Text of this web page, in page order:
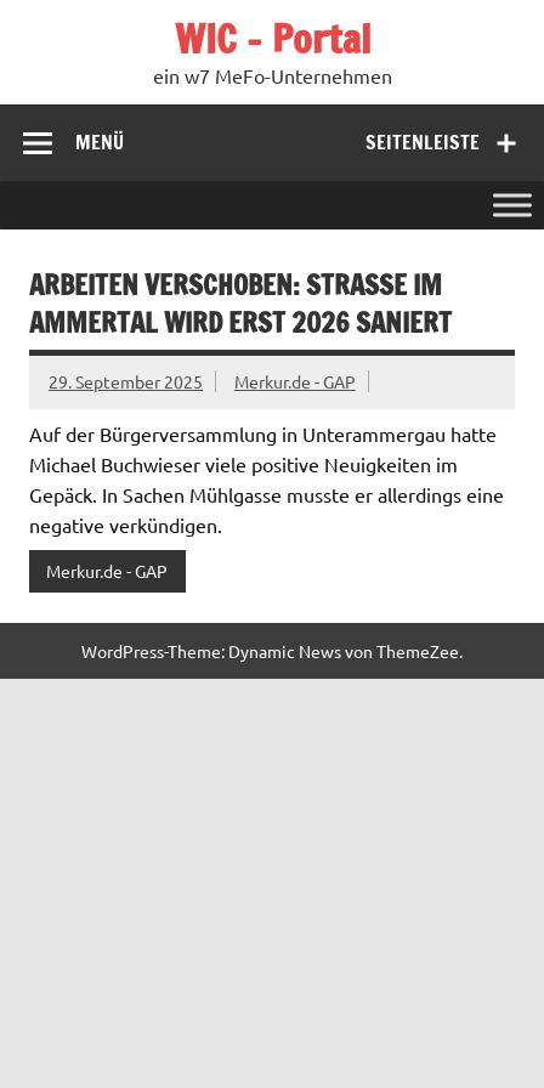
WIC – Portal
ein w7 MeFo-Unternehmen
SEITENLEISTE
MENÜ
ARBEITEN VERSCHOBEN: STRASSE IM A
MMERTAL WIRD ERST 2026 SANIERT
29. September 2025 Merkur.de - GAP
Auf der Bürgerversammlung in Unterammergau hatte
Michael Buchwieser viele positive Neuigkeiten im
Gepäck. In Sachen Mühlgasse musste er allerdings eine
negative verkündigen.
Merkur.de - GAP
WordPress-Theme: Dynamic News von ThemeZee.